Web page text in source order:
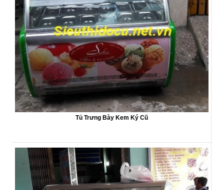
Tủ Trưng Bày Kem Ký Cũ